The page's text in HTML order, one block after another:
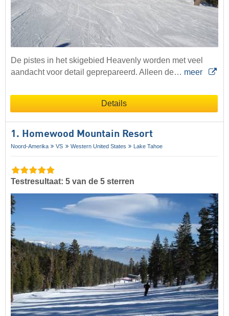
De pistes in het skigebied Heavenly worden met veel
aandacht voor detail geprepareerd. Alleen de… meer
Details
1. Homewood Mountain Resort
Noord-Amerika VS Western United States Lake Tahoe
Testresultaat: 5 van de 5 sterren